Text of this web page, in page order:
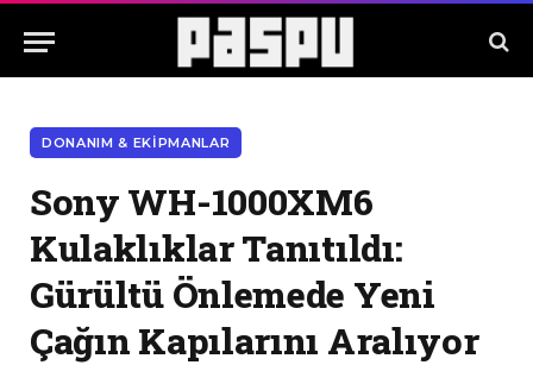
DONANIM & EKIPMANLAR
Sony WH-1000XM6
Kulaklıklar Tanıtıldı:
Gürültü Önlemede Yeni
Çağın Kapılarını Aralıyor